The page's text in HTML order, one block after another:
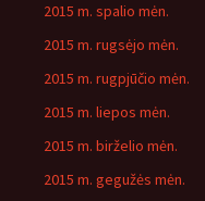
2015 m. spalio mėn.
2015 m. rugsėjo mėn.
2015 m. rugpjūčio mėn.
2015 m. liepos mėn.
2015 m. birželio mėn.
2015 m. gegužės mėn.